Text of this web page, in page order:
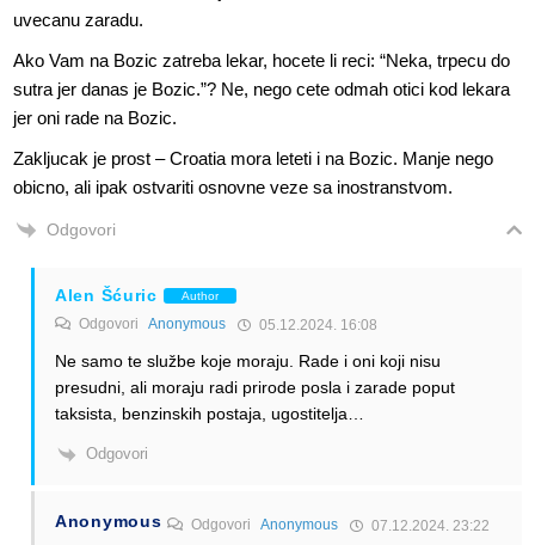
uvecanu zaradu.
Ako Vam na Bozic zatreba lekar, hocete li reci: “Neka, trpecu do
sutra jer danas je Bozic.”? Ne, nego cete odmah otici kod lekara
jer oni rade na Bozic.
Zakljucak je prost – Croatia mora leteti i na Bozic. Manje nego
obicno, ali ipak ostvariti osnovne veze sa inostranstvom.
Odgovori
Alen Šćuric Author
Odgovori Anonymous 05.12.2024. 16:08
Ne samo te službe koje moraju. Rade i oni koji nisu
presudni, ali moraju radi prirode posla i zarade poput
taksista, benzinskih postaja, ugostitelja…
Odgovori
Anonymous OdgovoriAnonymous 07.12.2024. 23:22